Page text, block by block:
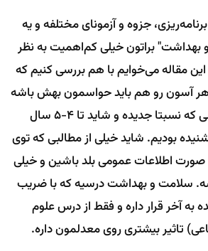
جزوه و آزمونای مختلفه و یه
براتون خیلی کم‌اهمیت به نظر
مقاله می‌خوایم با هم بررسی کنیم که
آسون رو هم باید حواسمون بهش باشه
و از دستش ندیم. درسی که نسبتا جدیده و شاید تا 4-5 سال
بودیم. شاید خیلی از مطالبی که توی
اطلاعات عمومی بلد باشین و خیلی
سلامت و بهداشت درسیه که با ضریب
به آخر قرار داره و فقط از درس علوم
تاثیر بیشتری روی معدلمون داره.